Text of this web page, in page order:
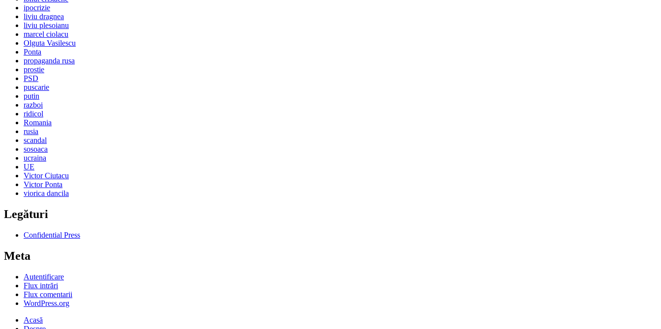
ipocrizie
liviu dragnea
liviu plesoianu
marcel ciolacu
Olguta Vasilescu
Ponta
propaganda rusa
prostie
PSD
puscarie
putin
razboi
ridicol
Romania
rusia
scandal
sosoaca
ucraina
UE
Victor Ciutacu
Victor Ponta
viorica dancila
Legături
Confidential Press
Meta
Autentificare
Flux intrări
Flux comentarii
WordPress.org
Acasă